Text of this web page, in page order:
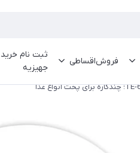
فروش‌اقساطی
ثبت نام خرید
جهیزیه